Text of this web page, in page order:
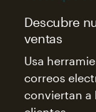
Descubre
ventas
Usa
correos
conviertan a